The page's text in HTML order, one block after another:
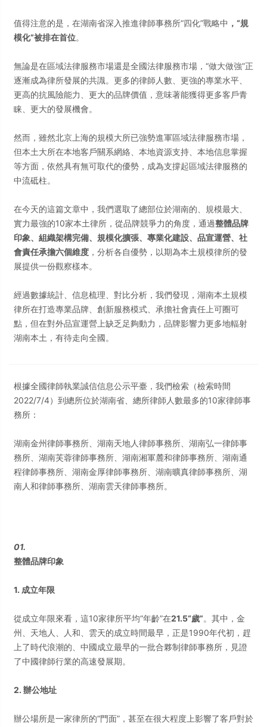
值得注意的是，在湖南省深入推進律師事務所“四化”戰略中 ，“規
模化”被排在首位。
無論是在區域法律服務市場還是全國法律服務市場，“做大做強”正
逐漸成為律所發展的共識。更多的律師人數、更強的專業水平、
更高的抗風險能力、更大的品牌價值，意味著能獲得更多客戶青
睐、更大的發展機會。
然而，雖然北京上海的規模大所已強勢進軍區域法律服務市場，
但本土大所在本地客戶關系網絡、本地資源支持、本地信息掌握
等方面，依然具有無可取代的優勢，成為支撐起區域法律服務的
中流砥柱。
在今天的這篇文章中，我們選取了總部位於湖南的、規模最大、
實力最強的10家本土律所，從品牌競爭力的角度，通過整體品牌
印象、組織架構完備、規模化擴張、專業化建設、品宣運營、社
會責任承擔六個維度 ，分析各自優勢，以期為本土規模律所的發
展提供一份觀察樣本。
經過數據統計、信息梳理、對比分析，我們發現，湖南本土規模
律所在打造專業品牌、創新服務模式、承擔社會責任上可圈可
點，但在對外品宣運營上缺乏足夠動力，品牌影響力更多地輻射
湖南本土，有待走向全國。
根據全國律師執業誠信信息公示平臺，我們檢索（檢索時間
2022/7/4）到總所位於湖南省、總所律師人數最多的10家律師事
務所：
湖南金州律師事務所、湖南天地人律師事務所、湖南弘一律師事
務所、湖南芙蓉律師事務所、湖南湘軍麓和律師事務所、湖南通
程律師事務所、湖南金厚律師事務所、湖南曠真律師事務所、湖
南人和律師事務所、湖南雲天律師事務所。
01.
整體品牌印象
1. 成立年限
從成立年限來看，這10家律所平均“年齡”在21.5“歲”。其中，金
州、天地人、人和、雲天的成立時間最早，正是1990年代初，趕
上了時代浪潮的、中國成立最早的一批合夥制律師事務所，見證
了中國律師行業的高速發展期。
2. 辦公地址
辦公場所是一家律所的“門面”，甚至在很大程度上影響了客戶對於